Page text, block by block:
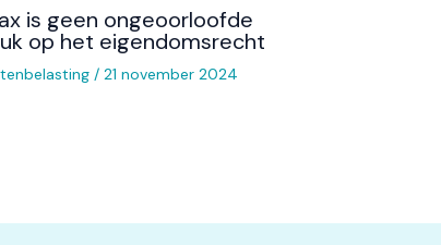
is geen ongeoorloofde
op het eigendomsrecht
/ 21 november 2024